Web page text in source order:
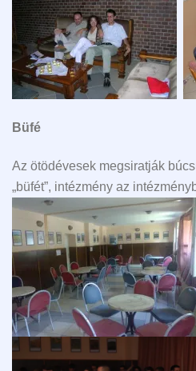
Büfé
Az ötödévesek megsiratják
„büfét”, intézmény az